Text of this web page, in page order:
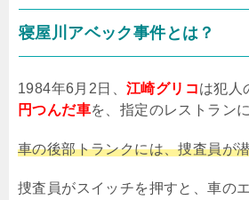
寝屋川アベック事件とは？
1984年6月 2 日、江崎グリコは犯人
円つんだ車を、指定のレストラン
車の後部トランクには、捜査員が
捜査員がスイッチを押すと、車の